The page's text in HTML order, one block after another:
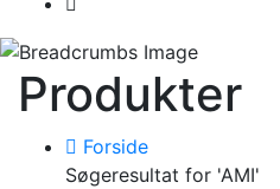
Produkter
Forside
Søgeresultat for 'AMI'